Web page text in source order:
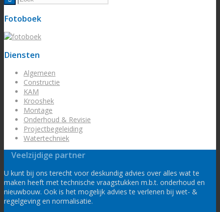
Fotoboek
Diensten
Algemeen
Constructie
KAM
Krooshek
Montage
Onderhoud & Revisie
Projectbegeleiding
Watertechniek
Veelzijdige partner
U kunt bij ons terecht voor deskundig advies over alles wat te
maken heeft met technische vraagstukken m.b.t. onderhoud en
nieuwbouw. Ook is het mogelijk advies te verlenen bij wet- &
regelgeving en normalisatie.